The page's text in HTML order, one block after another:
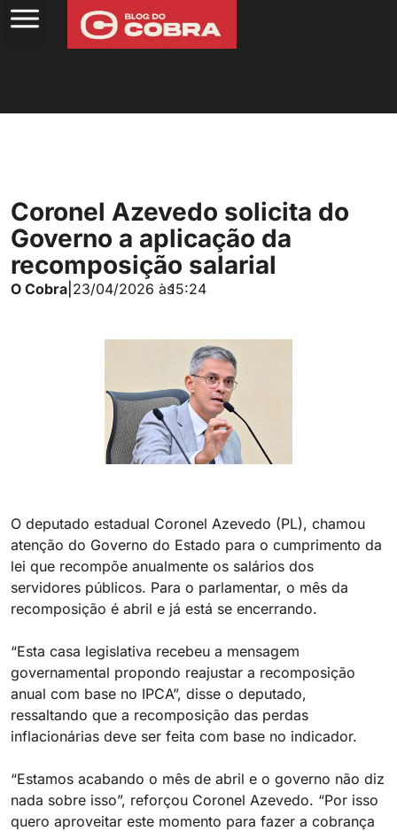
Coronel Azevedo solicita do
Governo a aplicação da
recomposição salarial
O Cobra 23/04/2026 às15:24
O deputado estadual Coronel Azevedo (PL), chamou
atenção do Governo do Estado para o cumprimento da
lei que recompõe anualmente os salários dos
servidores públicos. Para o parlamentar, o mês da
recomposição é abril e já está se encerrando.
“Esta casa legislativa recebeu a mensagem
governamental propondo reajustar a recomposição
anual com base no IPCA”, disse o deputado,
ressaltando que a recomposição das perdas
inflacionárias deve ser feita com base no indicador.
“Estamos acabando o mês de abril e o governo não diz
nada sobre isso”, reforçou Coronel Azevedo. “Por isso
quero aproveitar este momento para fazer a cobrança